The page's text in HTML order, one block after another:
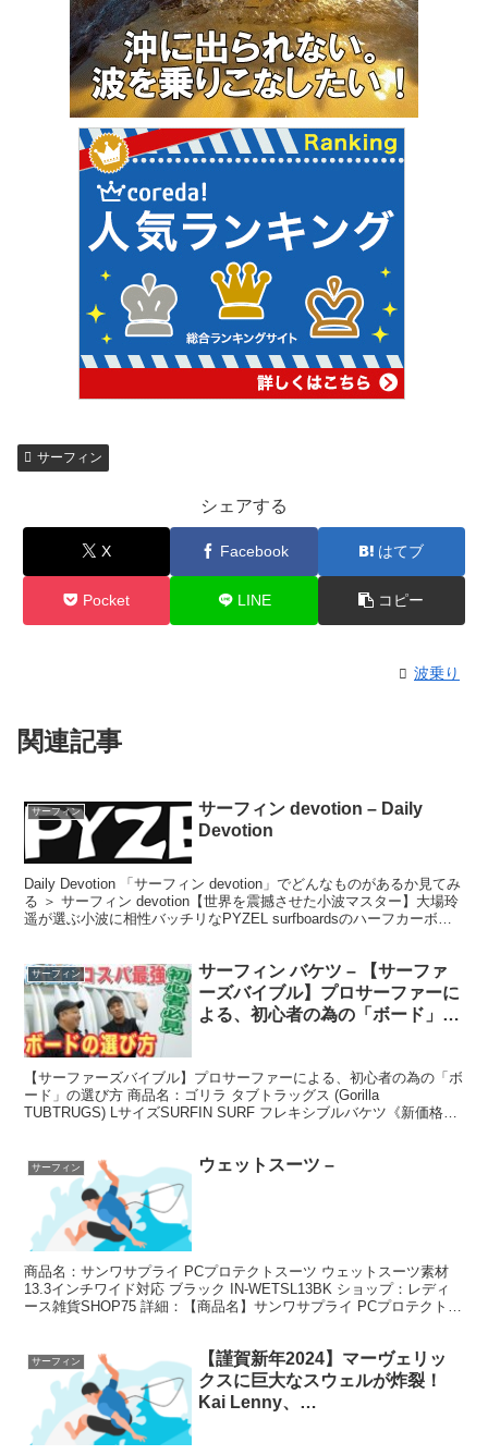
サーフィン
シェアする
X Facebook はてブ
Pocket LINE コピー
波乗り
関連記事
サーフィン
サーフィン devotion – Daily
Devotion
Daily Devotion 「サーフィン devotion」でどんなものがあるか見てみ
る ＞ サーフィン devotion【世界を震撼させた小波マスター】大場玲
遥が選ぶ小波に相性バッチリなPYZEL surfboardsのハーフカーボン
サーフィン
サーフィン バケツ – 【サーファ
ーズバイブル】プロサーファーに
よる、初心者の為の「ボード」の
【サーファーズバイブル】プロサーファーによる、初心者の為の「ボ
ード」の選び方 商品名：ゴリラ タブトラッグス (Gorilla
TUBTRUGS) LサイズSURFIN SURF フレキシブルバケツ《新価格大
サーフィン ウェットスーツ –
商品名：サンワサプライ PCプロテクトスーツ ウェットスーツ素材
13.3インチワイド対応 ブラック IN-WETSL13BK ショップ：レディ
ース雑貨SHOP75 詳細：【商品名】サンワサプライ PCプロテクトス
サーフィン
【謹賀新年2024】マーヴェリッ
クスに巨大なスウェルが炸裂！
Kai Lenny、